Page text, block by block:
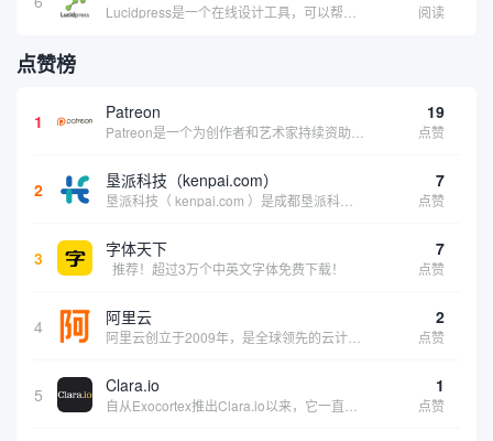
阅读
点赞榜
1 Patreon 19
点赞
2 垦派科技（kenpai.com） 7
点赞
3 字体天下
推荐！超过3万个中英文字体免费下载！
7
点赞
4 阿里云 2
点赞
5 Clara.io 1
点赞